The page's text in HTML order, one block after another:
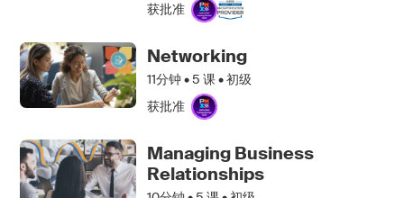
获批准
Networking
11分钟 •5 课 • 初级
获批准
Managing Business
Relationships